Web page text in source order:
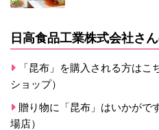
日高食品工業株式会社さ
「昆布」を購入される方はこ
ショップ）
贈り物に「昆布」はいかがで
場店）